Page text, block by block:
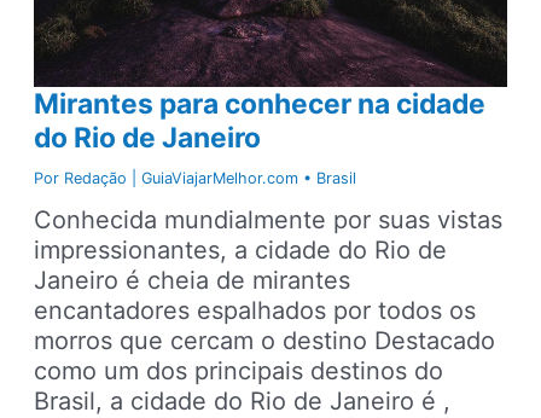
Mirantes para conhecer na cidade
do Rio de Janeiro
Por Redação | GuiaViajarMelhor.com • Brasil
Conhecida mundialmente por suas vistas
impressionantes, a cidade do Rio de
Janeiro é cheia de mirantes
encantadores espalhados por todos os
morros que cercam o destino Destacado
como um dos principais destinos do
Brasil, a cidade do Rio de Janeiro é ,